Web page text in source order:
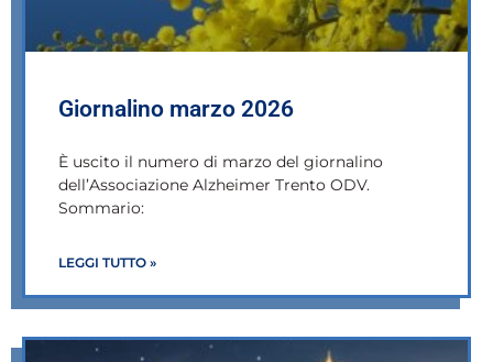
Giornalino marzo 2026
È uscito il numero di marzo del giornalino
dell’Associazione Alzheimer Trento ODV.
Sommario:
LEGGI TUTTO »